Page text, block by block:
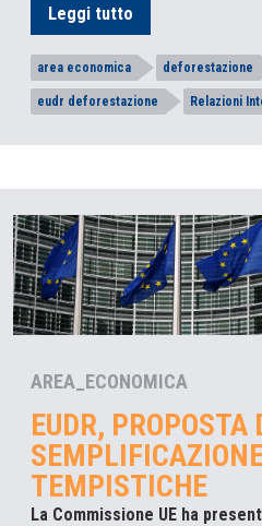
Leggi tutto
area economica deforestazione
eudr deforestazione Relazioni
AREA_ECONOMICA
EUDR, PROPOSTA
TEMPISTICHE
La Commissione UE ha